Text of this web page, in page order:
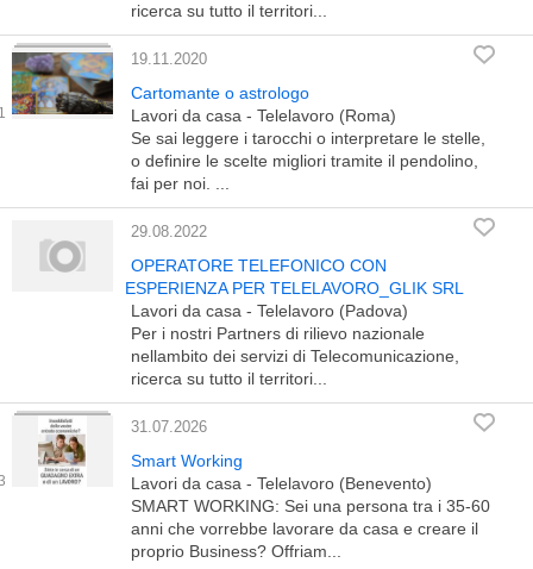
ricerca su tutto il territori...
19.11.2020
Cartomante o astrologo
Lavori da casa - Telelavoro (Roma)
Se sai leggere i tarocchi o interpretare le stelle,
o definire le scelte migliori tramite il pendolino,
fai per noi. ...
29.08.2022
OPERATORE TELEFONICO CON
ESPERIENZA PER TELELAVORO_GLIK SRL
Lavori da casa - Telelavoro (Padova)
Per i nostri Partners di rilievo nazionale
nellambito dei servizi di Telecomunicazione,
ricerca su tutto il territori...
31.07.2026
Smart Working
Lavori da casa - Telelavoro (Benevento)
SMART WORKING: Sei una persona tra i 35-60
anni che vorrebbe lavorare da casa e creare il
proprio Business? Offriam...